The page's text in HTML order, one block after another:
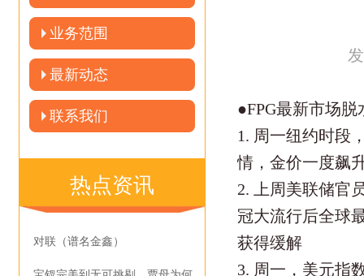
业务范围
最新动态
联系我们
热点资讯
对联（谱名金鑫）
●FPG最新市场脱
1. 周一纽约时段
情，金价一度飙
2. 上周美联储官
冠大流行后全球
获得缓解
3. 周一，美元指